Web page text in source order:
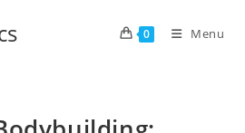
0 Menu